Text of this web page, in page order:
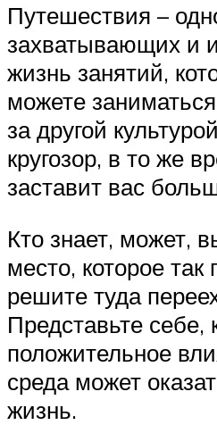
Путешествия –
захватывающих и
жизнь занятий,
можете
за другой
кругозор, в то же
заставит вас
Кто знает, может,
место, которое
решите туда
Представьте себе,
положительное
среда может
жизнь.